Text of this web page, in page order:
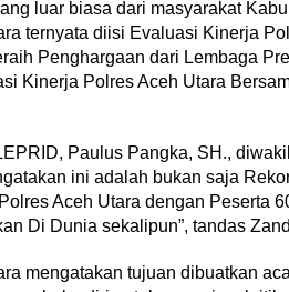
luar biasa dari masyarakat
ternyata diisi Evaluasi Kinerja
Penghargaan dari Lembaga
Kinerja Polres Aceh Utara
Paulus Pangka, SH.,
ini adalah bukan saja
Aceh Utara dengan Peserta
Di Dunia sekalipun”, tandas
mengatakan tujuan dibuatkan